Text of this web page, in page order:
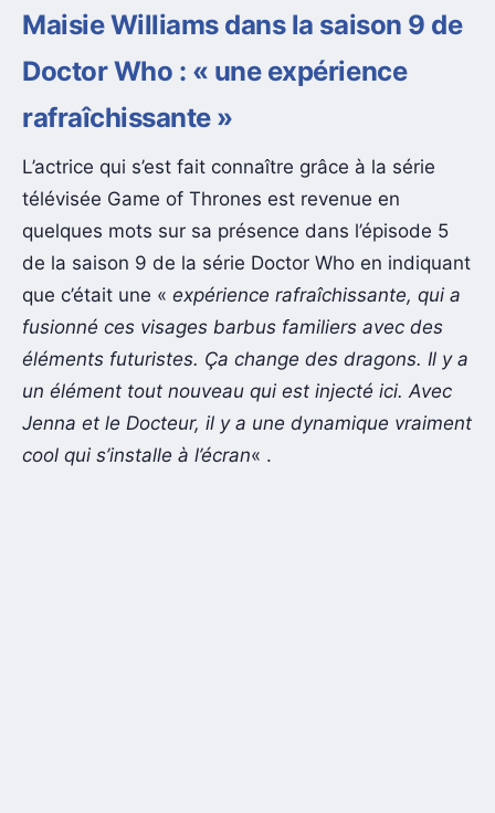
Maisie Williams dans la saison 9 de
Doctor Who : « une expérience
rafraîchissante »
L’actrice qui s’est fait connaître grâce à la série
télévisée Game of Thrones est revenue en
quelques mots sur sa présence dans l’épisode 5
de la saison 9 de la série Doctor Who en indiquant
que c’était une « expérience rafraîchissante, qui a
fusionné ces visages barbus familiers avec des
éléments futuristes. Ça change des dragons. Il y a
un élément tout nouveau qui est injecté ici. Avec
Jenna et le Docteur, il y a une dynamique vraiment
cool qui s’installe à l’écran« .